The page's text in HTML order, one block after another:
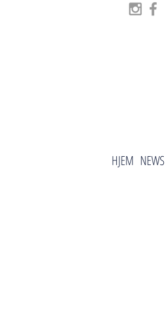
HJEM NEWS